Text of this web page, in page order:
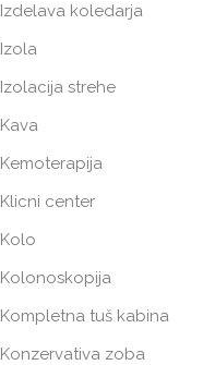
Izdelava koledarja
Izola
Izolacija strehe
Kava
Kemoterapija
Klicni center
Kolo
Kolonoskopija
Kompletna tuš kabina
Konzervativa zoba